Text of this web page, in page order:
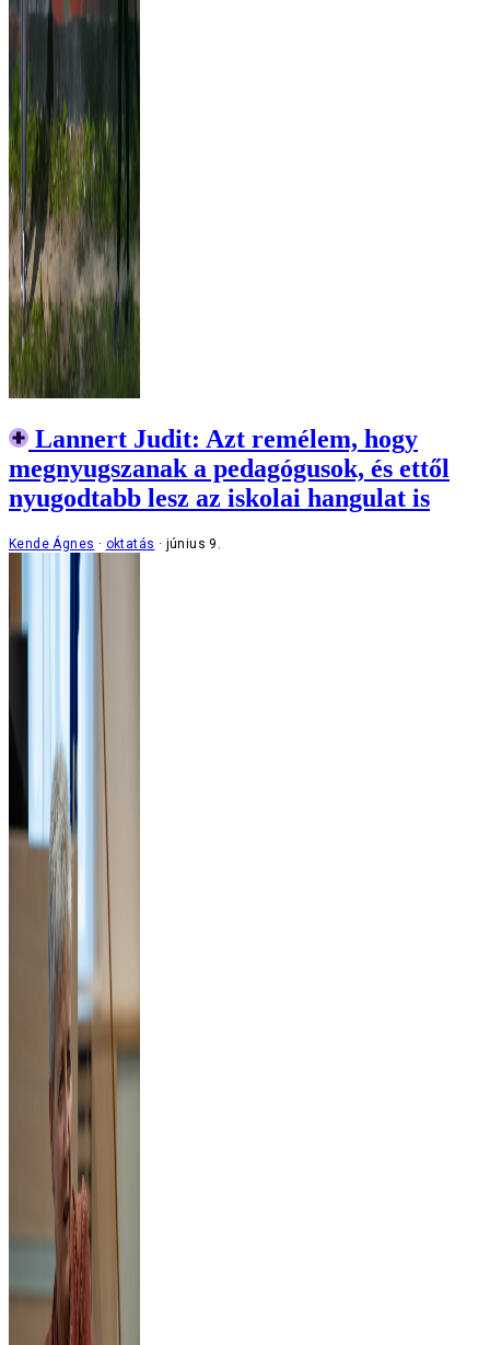
Lannert Judit: Azt remélem, hogy
megnyugszanak a pedagógusok, és ettől
nyugodtabb lesz az iskolai hangulat is
Kende Ágnes oktatás június 9.